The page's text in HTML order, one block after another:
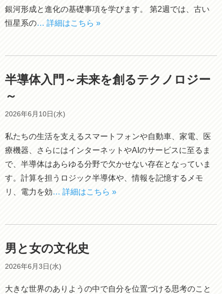
銀河形成と進化の基礎事項を学びます。 第2週では、古い
恒星系の… 詳細はこちら »
半導体入門～未来を創るテクノロジー
～
2026年6月10日(水)
私たちの生活を支えるスマートフォンや自動車、家電、医
療機器、さらにはインターネットやAIのサービスに至るま
で、半導体はあらゆる分野で欠かせない存在となっていま
す。計算を担うロジック半導体や、情報を記憶するメモ
リ、電力を効… 詳細はこちら »
男と女の文化史
2026年6月3日(水)
大きな世界のありようの中で自分を位置づける思考のこと